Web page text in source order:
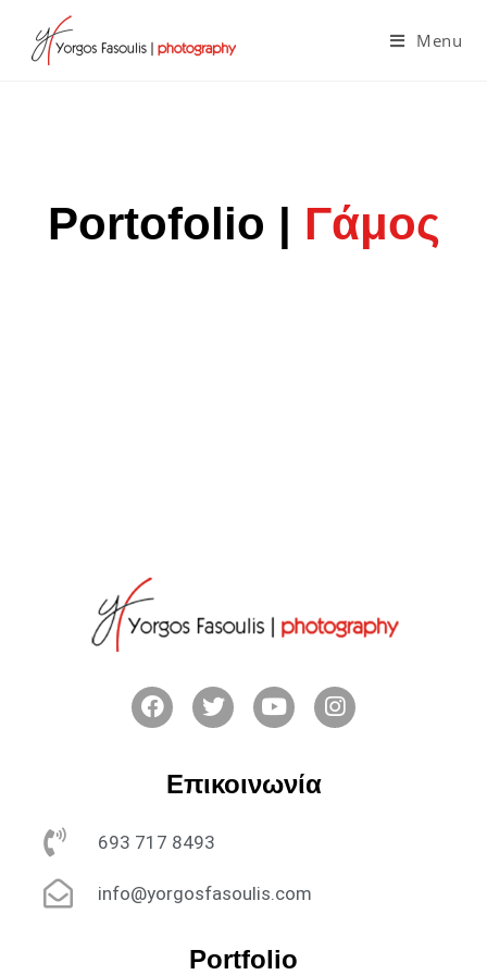
Menu
Portofolio | Γάμος
Επικοινωνία
693 717 8493
info@yorgosfasoulis.com
Portfolio